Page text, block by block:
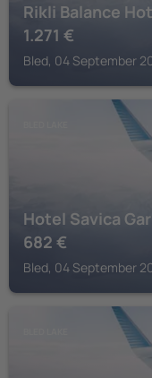
Rikli Balance
1.271 €
Bled, 04 September
Hotel Savica
682 €
Bled, 04 September